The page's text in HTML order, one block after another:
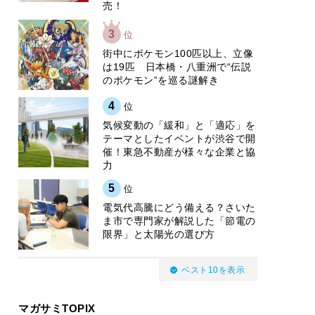
売！
3 位
街中にポケモン100匹以上、立像
は19匹 日本橋・八重洲で“伝説
のポケモン”を巡る謎解き
4 位
気候変動の「緩和」と「適応」を
テーマとしたイベントが渋谷で開
催！東急不動産が様々な企業と協
力
5 位
電気代高騰にどう備える？さいた
ま市で専門家が解説した「節電の
限界」と太陽光の選び方
ベスト10を表示
マガサミTOPIX